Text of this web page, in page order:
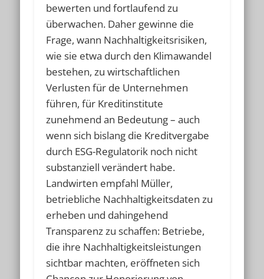
bewerten und fortlaufend zu
überwachen. Daher gewinne die
Frage, wann Nachhaltigkeitsrisiken,
wie sie etwa durch den Klimawandel
bestehen, zu wirtschaftlichen
Verlusten für de Unternehmen
führen, für Kreditinstitute
zunehmend an Bedeutung – auch
wenn sich bislang die Kreditvergabe
durch ESG-Regulatorik noch nicht
substanziell verändert habe.
Landwirten empfahl Müller,
betriebliche Nachhaltigkeitsdaten zu
erheben und dahingehend
Transparenz zu schaffen: Betriebe,
die ihre Nachhaltigkeitsleistungen
sichtbar machten, eröffneten sich